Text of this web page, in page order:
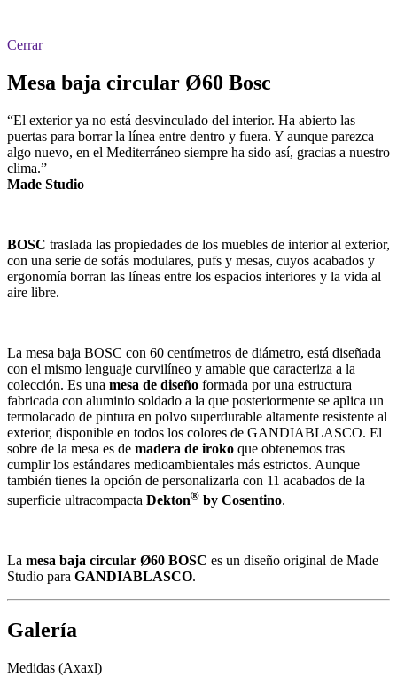
Cerrar
Mesa baja circular Ø60 Bosc
“El exterior ya no está desvinculado del interior. Ha abierto las
puertas para borrar la línea entre dentro y fuera. Y aunque parezca
algo nuevo, en el Mediterráneo siempre ha sido así, gracias a nuestro
clima.”
Made Studio
BOSC traslada las propiedades de los muebles de interior al exterior,
con una serie de sofás modulares, pufs y mesas, cuyos acabados y
ergonomía borran las líneas entre los espacios interiores y la vida al
aire libre.
La mesa baja BOSC con 60 centímetros de diámetro, está diseñada
con el mismo lenguaje curvilíneo y amable que caracteriza a la
colección. Es una mesa de diseño formada por una estructura
fabricada con aluminio soldado a la que posteriormente se aplica un
termolacado de pintura en polvo superdurable altamente resistente al
exterior, disponible en todos los colores de GANDIABLASCO. El
sobre de la mesa es de madera de iroko que obtenemos tras
cumplir los estándares medioambientales más estrictos. Aunque
también tienes la opción de personalizarla con 11 acabados de la
superficie ultracompacta Dekton® by Cosentino.
La mesa baja circular Ø60 BOSC es un diseño original de Made
Studio para GANDIABLASCO.
Galería
Medidas (Axaxl)